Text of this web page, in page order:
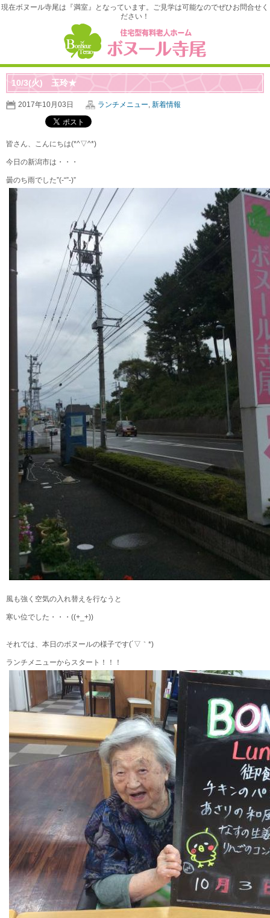
現在ボヌール寺尾は『満室』となっています。ご見学は可能なのでぜひお問合せく
ださい！
10/3(火) 玉玲★
2017年10月03日 ランチメニュー, 新着情報
皆さん、こんにちは(*^▽^*)
今日の新潟市は・・・
曇のち雨でした”(-“”-)”
風も強く空気の入れ替えを行なうと
寒い位でした・・・((+_+))
それでは、本日のボヌールの様子です(´▽｀*)
ランチメニューからスタート！！！